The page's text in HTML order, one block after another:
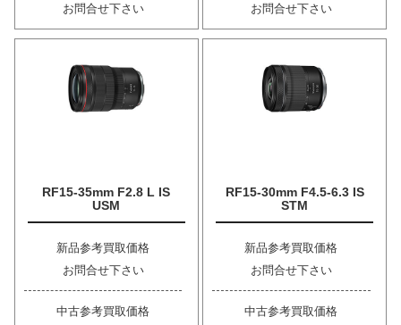
お問合せ下さい
お問合せ下さい
RF15-35mm F2.8 L IS
USM
新品参考買取価格
お問合せ下さい
中古参考買取価格
RF15-30mm F4.5-6.3 IS
STM
新品参考買取価格
お問合せ下さい
中古参考買取価格